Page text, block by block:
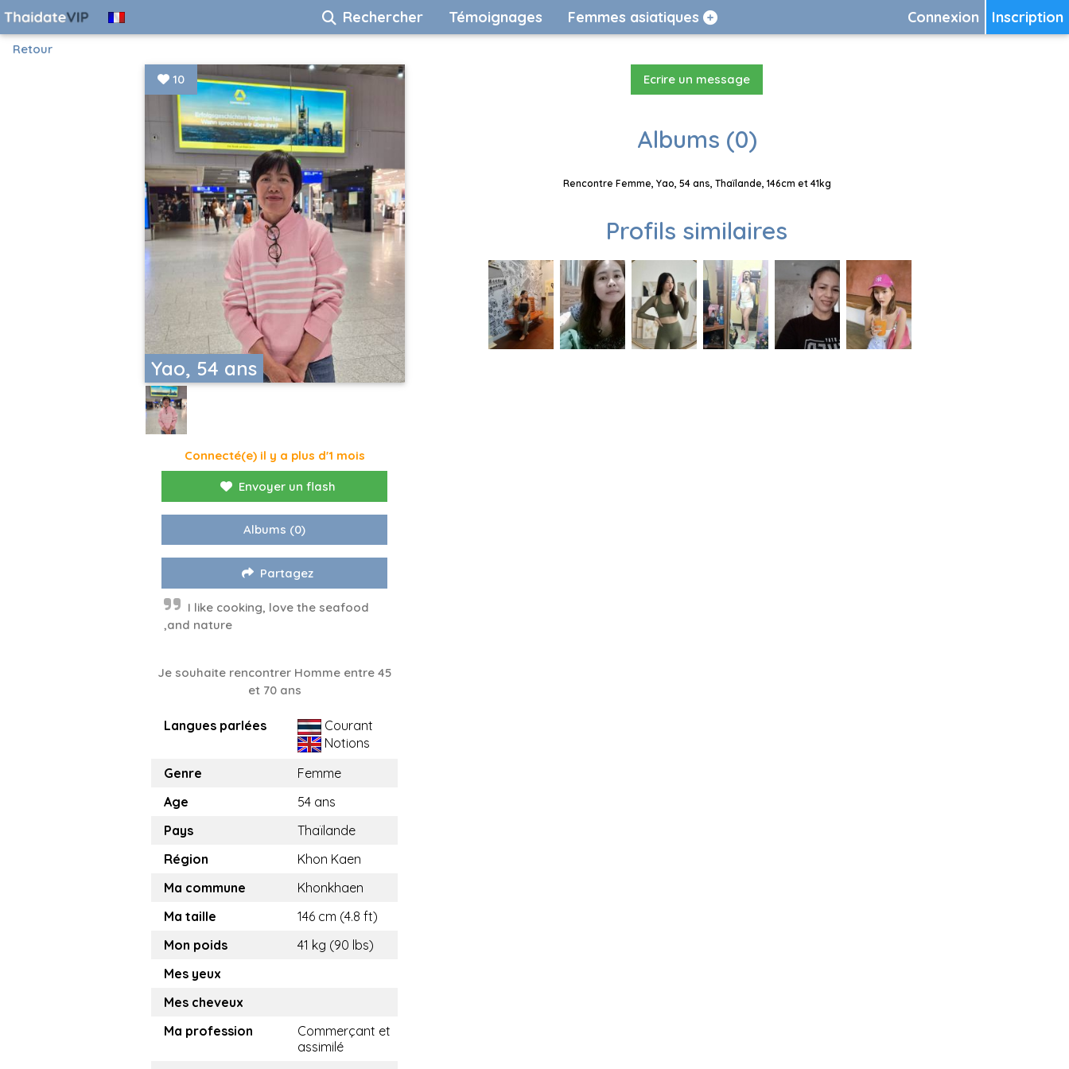
Inscription
Connexion
Rechercher Témoignages Femmes asiatiques
Retour
Yao, 54 ans
10
Connecté(e) il y a plus d'1 mois
Envoyer un flash
Albums (0)
Partagez
I like cooking, love the seafood
,and nature
Je souhaite rencontrer Homme entre 45
et 70 ans
Langues parlées
Courant
Notions
Genre
Femme
Age
54 ans
Pays
Thaïlande
Région
Khon Kaen
Ma commune
Khonkhaen
Ma taille
146 cm (4.8 ft)
Mon poids
41 kg (90 lbs)
Mes yeux
Mes cheveux
Ma profession
Commerçant et
assimilé
Ecrire un message
Albums (0)
Rencontre Femme, Yao, 54 ans, Thaïlande, 146cm et 41kg
Profils similaires